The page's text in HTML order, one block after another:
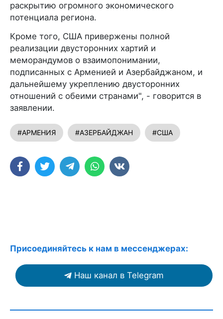
раскрытию огромного экономического
потенциала региона.
Кроме того, США привержены полной
реализации двусторонних хартий и
меморандумов о взаимопонимании,
подписанных с Арменией и Азербайджаном, и
дальнейшему укреплению двусторонних
отношений с обеими странами", - говорится в
заявлении.
#АРМЕНИЯ #АЗЕРБАЙДЖАН #США
Присоединяйтесь к нам в мессенджерах:
Наш канал в Telegram